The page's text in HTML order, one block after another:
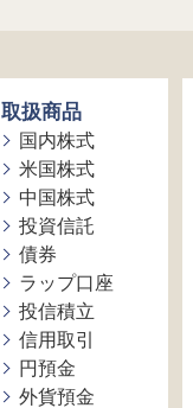
取扱商品
国内株式
米国株式
中国株式
投資信託
債券
ラップ口座
投信積立
信用取引
円預金
外貨預金